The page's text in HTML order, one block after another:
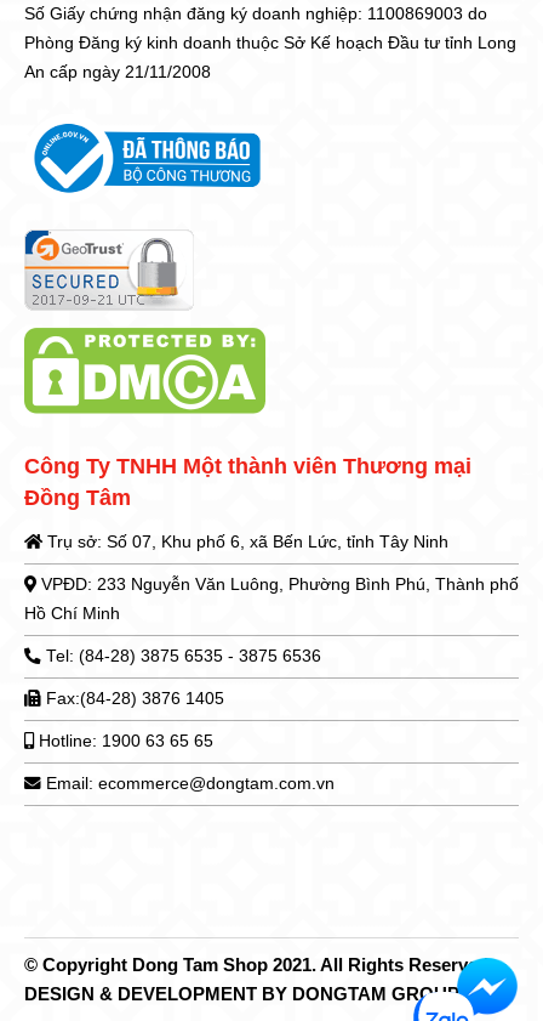
Số Giấy chứng nhận đăng ký doanh nghiệp: 1100869003 do
Phòng Đăng ký kinh doanh thuộc Sở Kế hoạch Đầu tư tỉnh Long
An cấp ngày 21/11/2008
Công Ty TNHH Một thành viên Thương mại
Đồng Tâm
Trụ sở: Số 07, Khu phố 6, xã Bến Lức, tỉnh Tây Ninh
VPĐD: 233 Nguyễn Văn Luông, Phường Bình Phú, Thành phố
Hồ Chí Minh
Tel: (84-28) 3875 6535 - 3875 6536
Fax:(84-28) 3876 1405
Hotline: 1900 63 65 65
Email: ecommerce@dongtam.com.vn
© Copyright Dong Tam Shop 2021. All Rights Reserved.
DESIGN & DEVELOPMENT BY DONGTAM GROUP